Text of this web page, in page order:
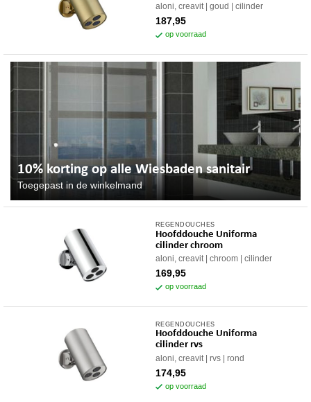
aloni, creavit goud cilinder
187,95
op voorraad
10% korting op alle Wiesbaden sanitair
Toegepast in de winkelmand
REGENDOUCHES
Hoofddouche Uniforma
cilinder chroom
aloni, creavit chroom cilinder
169,95
op voorraad
REGENDOUCHES
Hoofddouche Uniforma
cilinder rvs
aloni, creavit rvs rond
174,95
op voorraad